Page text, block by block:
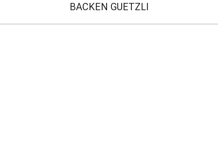
BACKEN GUETZLI